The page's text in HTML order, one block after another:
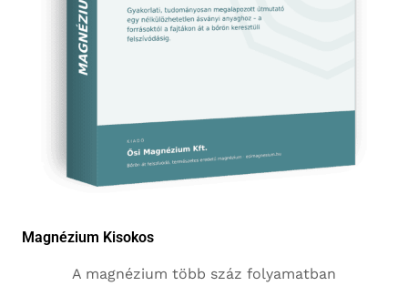
Magnézium Kisokos
A magnézium több száz folyamatban